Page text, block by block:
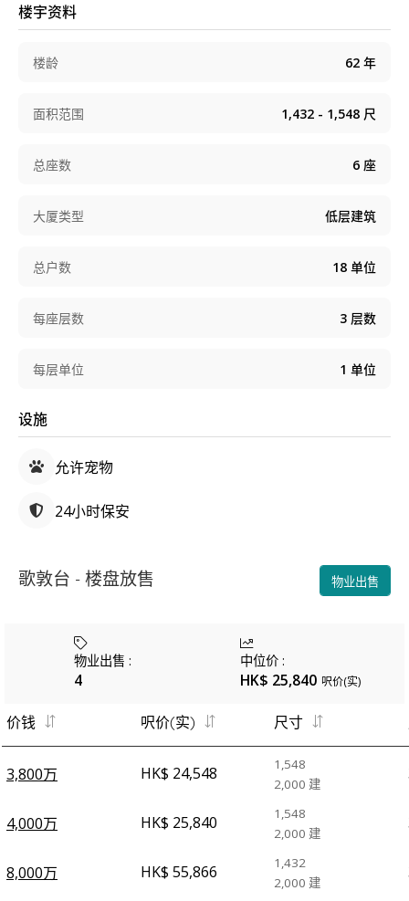
楼宇资料
楼龄 62 年
面积范围 1,432 - 1,548 尺
总座数 6 座
大厦类型 低层建筑
总户数 18 单位
每座层数 3 层数
每层单位 1 单位
设施
允许宠物
24小时保安
歌敦台 - 楼盘放售 物业出售
物业出售 :
4
中位价:
HK$ 25,840 呎价(实)
价钱 呎价(实) 尺寸
3,800万 HK$ 24,548
1,548
2,000 建
4,000万 HK$ 25,840
1,548
2,000 建
8,000万 HK$ 55,866
1,432
2,000 建